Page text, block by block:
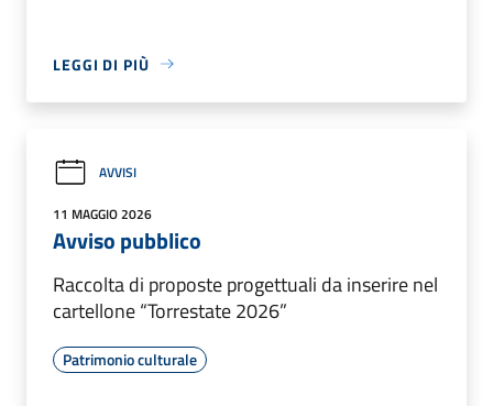
LEGGI DI PIÙ
AVVISI
11 MAGGIO 2026
Avviso pubblico
Raccolta di proposte progettuali da inserire nel
cartellone “Torrestate 2026”
Patrimonio culturale